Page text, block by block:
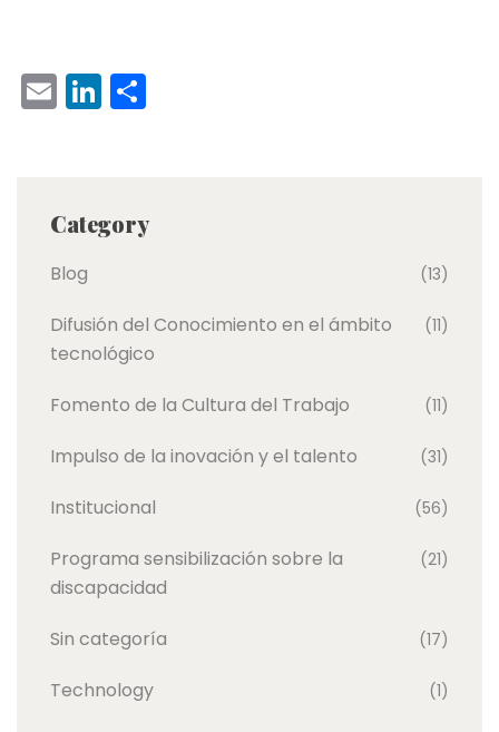
E Li
dI ar
Category
Blog (13)
Difusión del Conocimiento en el ámbito
tecnológico
(11)
Fomento de la Cultura del Trabajo (11)
Impulso de la inovación y el talento (31)
Institucional (56)
Programa sensibilización sobre la
discapacidad
(21)
Sin categoría (17)
Technology (1)